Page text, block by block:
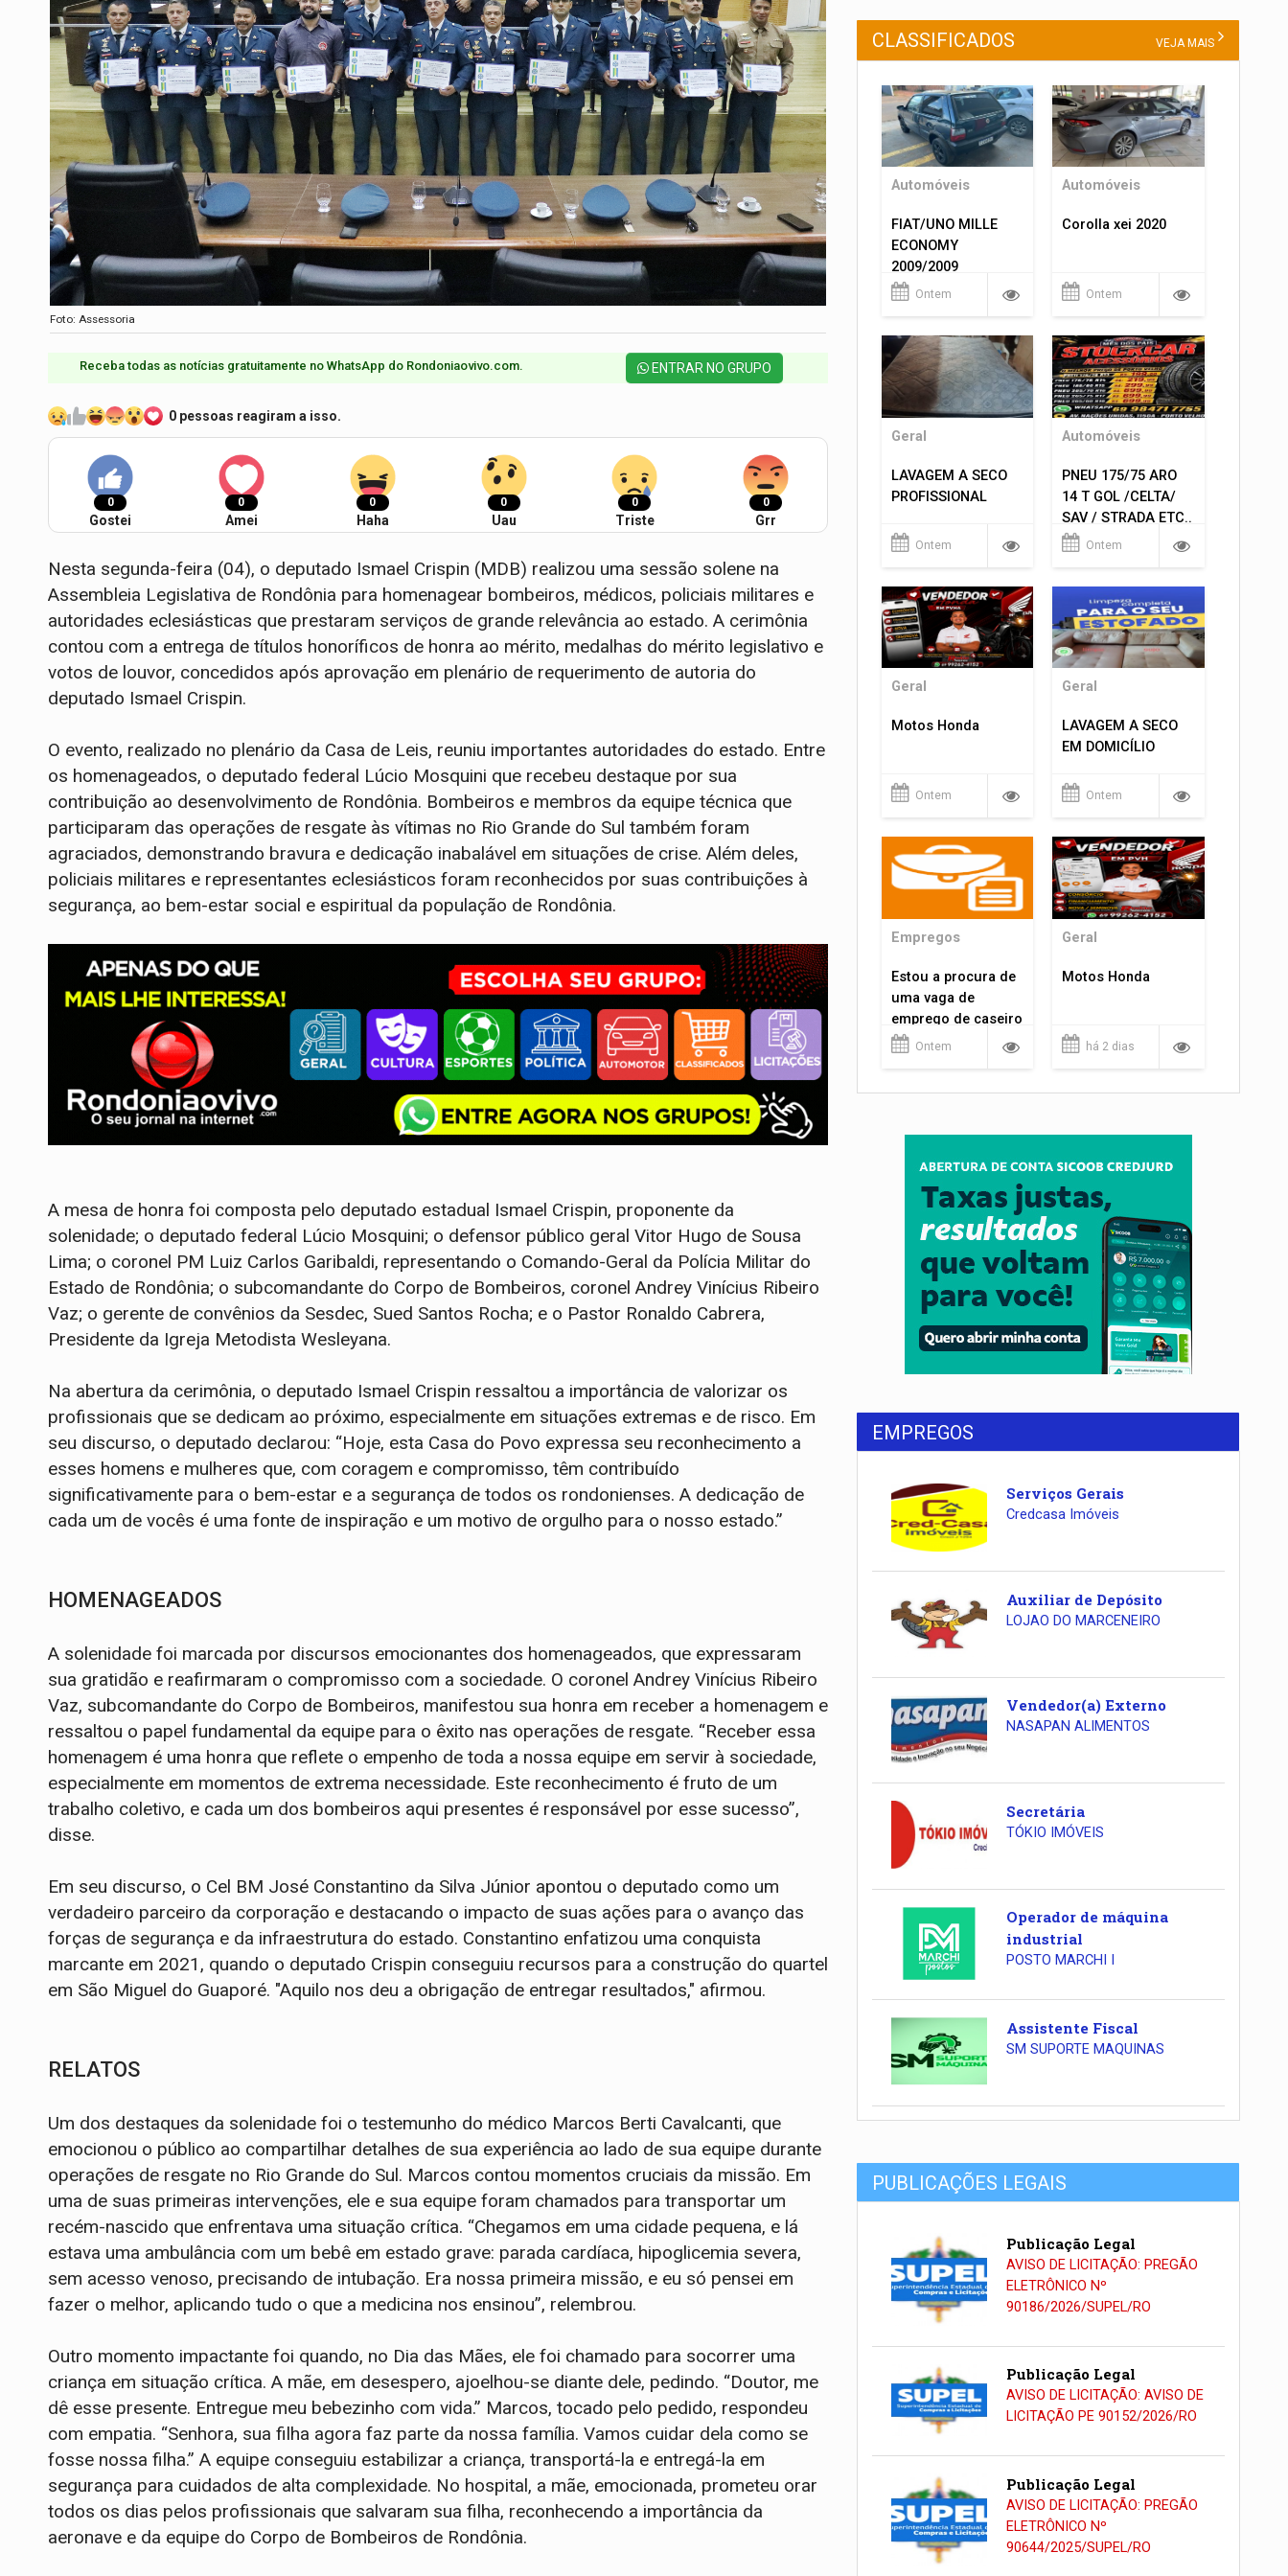
Foto: Assessoria
Receba todas as notícias gratuitamente no WhatsApp do Rondoniaovivo.com.​ ENTRAR NO GRUPO
0 pessoas reagiram a isso.
0
Gostei
0
Amei
0
Haha
0
Uau
0
Triste
0
Grr
Nesta segunda-feira (04), o deputado Ismael Crispin (MDB) realizou uma sessão solene na
Assembleia Legislativa de Rondônia para homenagear bombeiros, médicos, policiais militares e
autoridades eclesiásticas que prestaram serviços de grande relevância ao estado. A cerimônia
contou com a entrega de títulos honoríficos de honra ao mérito, medalhas do mérito legislativo e
votos de louvor, concedidos após aprovação em plenário de requerimento de autoria do
deputado Ismael Crispin.
O evento, realizado no plenário da Casa de Leis, reuniu importantes autoridades do estado. Entre
os homenageados, o deputado federal Lúcio Mosquini que recebeu destaque por sua
contribuição ao desenvolvimento de Rondônia. Bombeiros e membros da equipe técnica que
participaram das operações de resgate às vítimas no Rio Grande do Sul também foram
agraciados, demonstrando bravura e dedicação inabalável em situações de crise. Além deles,
policiais militares e representantes eclesiásticos foram reconhecidos por suas contribuições à
segurança, ao bem-estar social e espiritual da população de Rondônia.
A mesa de honra foi composta pelo deputado estadual Ismael Crispin, proponente da
solenidade; o deputado federal Lúcio Mosquini; o defensor público geral Vitor Hugo de Sousa
Lima; o coronel PM Luiz Carlos Garibaldi, representando o Comando-Geral da Polícia Militar do
Estado de Rondônia; o subcomandante do Corpo de Bombeiros, coronel Andrey Vinícius Ribeiro
Vaz; o gerente de convênios da Sesdec, Sued Santos Rocha; e o Pastor Ronaldo Cabrera,
Presidente da Igreja Metodista Wesleyana.
Na abertura da cerimônia, o deputado Ismael Crispin ressaltou a importância de valorizar os
profissionais que se dedicam ao próximo, especialmente em situações extremas e de risco. Em
seu discurso, o deputado declarou: “Hoje, esta Casa do Povo expressa seu reconhecimento a
esses homens e mulheres que, com coragem e compromisso, têm contribuído
significativamente para o bem-estar e a segurança de todos os rondonienses. A dedicação de
cada um de vocês é uma fonte de inspiração e um motivo de orgulho para o nosso estado.”
HOMENAGEADOS
A solenidade foi marcada por discursos emocionantes dos homenageados, que expressaram
sua gratidão e reafirmaram o compromisso com a sociedade. O coronel Andrey Vinícius Ribeiro
Vaz, subcomandante do Corpo de Bombeiros, manifestou sua honra em receber a homenagem e
ressaltou o papel fundamental da equipe para o êxito nas operações de resgate. “Receber essa
homenagem é uma honra que reflete o empenho de toda a nossa equipe em servir à sociedade,
especialmente em momentos de extrema necessidade. Este reconhecimento é fruto de um
trabalho coletivo, e cada um dos bombeiros aqui presentes é responsável por esse sucesso”,
disse.
Em seu discurso, o Cel BM José Constantino da Silva Júnior apontou o deputado como um
verdadeiro parceiro da corporação e destacando o impacto de suas ações para o avanço das
forças de segurança e da infraestrutura do estado. Constantino enfatizou uma conquista
marcante em 2021, quando o deputado Crispin conseguiu recursos para a construção do quartel
em São Miguel do Guaporé. "Aquilo nos deu a obrigação de entregar resultados," afirmou.
RELATOS
Um dos destaques da solenidade foi o testemunho do médico Marcos Berti Cavalcanti, que
emocionou o público ao compartilhar detalhes de sua experiência ao lado de sua equipe durante
operações de resgate no Rio Grande do Sul. Marcos contou momentos cruciais da missão. Em
uma de suas primeiras intervenções, ele e sua equipe foram chamados para transportar um
recém-nascido que enfrentava uma situação crítica. “Chegamos em uma cidade pequena, e lá
estava uma ambulância com um bebê em estado grave: parada cardíaca, hipoglicemia severa,
sem acesso venoso, precisando de intubação. Era nossa primeira missão, e eu só pensei em
fazer o melhor, aplicando tudo o que a medicina nos ensinou”, relembrou.
Outro momento impactante foi quando, no Dia das Mães, ele foi chamado para socorrer uma
criança em situação crítica. A mãe, em desespero, ajoelhou-se diante dele, pedindo. “Doutor, me
dê esse presente. Entregue meu bebezinho com vida.” Marcos, tocado pelo pedido, respondeu
com empatia. “Senhora, sua filha agora faz parte da nossa família. Vamos cuidar dela como se
fosse nossa filha.” A equipe conseguiu estabilizar a criança, transportá-la e entregá-la em
segurança para cuidados de alta complexidade. No hospital, a mãe, emocionada, prometeu orar
todos os dias pelos profissionais que salvaram sua filha, reconhecendo a importância da
aeronave e da equipe do Corpo de Bombeiros de Rondônia.
CLASSIFICADOS VEJA MAIS
Automóveis
FIAT/UNO MILLE
ECONOMY
2009/2009
Ontem
Automóveis
Corolla xei 2020
Ontem
Geral
LAVAGEM A SECO
PROFISSIONAL
Ontem
Automóveis
PNEU 175/75 ARO
14 T GOL /CELTA/
SAV / STRADA ETC..
R$ 219,99
Ontem
Geral
Motos Honda
Ontem
Geral
LAVAGEM A SECO
EM DOMICÍLIO
Ontem
Empregos
Estou a procura de
uma vaga de
emprego de caseiro
em porto velho
Ontem
Geral
Motos Honda
há 2 dias
EMPREGOS
Serviços Gerais
Credcasa Imóveis
Auxiliar de Depósito
LOJAO DO MARCENEIRO
Vendedor(a) Externo
NASAPAN ALIMENTOS
Secretária
TÓKIO IMÓVEIS
Operador de máquina
industrial
POSTO MARCHI I
Assistente Fiscal
SM SUPORTE MAQUINAS
PUBLICAÇÕES LEGAIS
Publicação Legal
AVISO DE LICITAÇÃO: PREGÃO
ELETRÔNICO Nº
90186/2026/SUPEL/RO
Publicação Legal
AVISO DE LICITAÇÃO: AVISO DE
LICITAÇÃO PE 90152/2026/RO
Publicação Legal
AVISO DE LICITAÇÃO: PREGÃO
ELETRÔNICO Nº
90644/2025/SUPEL/RO